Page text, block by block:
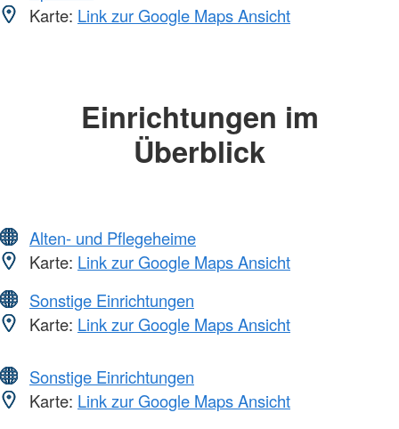
Karte: Link zur Google Maps Ansicht
Einrichtungen im
Überblick
Alten- und Pflegeheime
Karte: Link zur Google Maps Ansicht
Sonstige Einrichtungen
Karte: Link zur Google Maps Ansicht
Sonstige Einrichtungen
Karte: Link zur Google Maps Ansicht